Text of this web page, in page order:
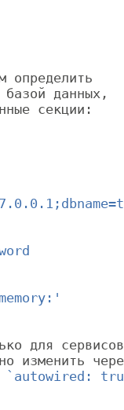
определить
базой данных,
секции:
для
изменить
`autowired: